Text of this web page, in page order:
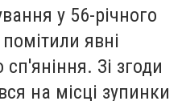
у 56-річного
явні
Зі згоди
на місці зупинки